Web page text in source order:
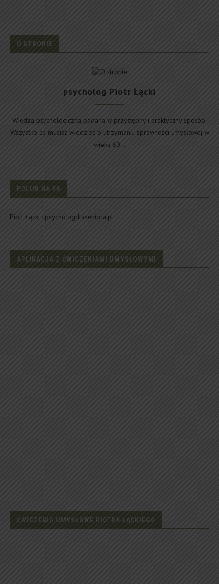
O STRONIE
psycholog Piotr Łącki
Wiedza psychologiczna podana w przystępny i praktyczny sposób.
Wszystko co musisz wiedzieć o utrzymaniu sprawności umysłowej w
wieku 60+.
POLUB NA FB
Piotr Łącki - psychologdlaseniora.pl
APLIKACJA Z ĆWICZENIAMI UMYSŁOWYMI
ĆWICZENIA UMYSŁOWE PIOTRA ŁĄCKIEGO